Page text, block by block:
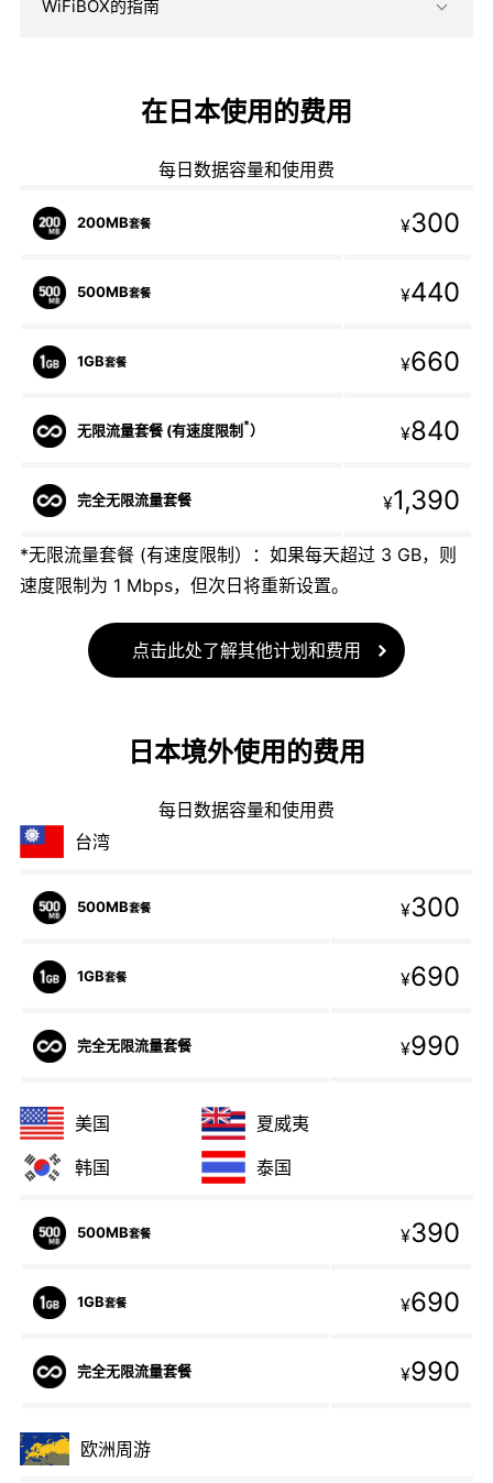
WiFiBOX的指南
在日本使用的费用
每日数据容量和使用费
200MB套餐 ¥300
500MB套餐 ¥440
1GB套餐 ¥660
无限流量套餐 (有速度限制 *） ¥840
完全无限流量套餐 ¥1,390
*无限流量套餐 (有速度限制）：如果每天超过 3 GB，则
速度限制为 1 Mbps，但次日将重新设置。
点击此处了解其他计划和费用
日本境外使用的费用
每日数据容量和使用费
台湾
500MB套餐 ¥300
1GB套餐 ¥690
完全无限流量套餐 ¥990
美国
夏威夷
韩国
泰国
500MB套餐 ¥390
1GB套餐 ¥690
完全无限流量套餐 ¥990
欧洲周游